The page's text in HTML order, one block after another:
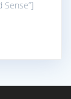
Sense”]